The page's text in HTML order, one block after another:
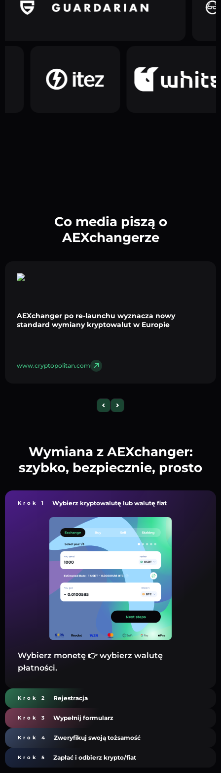
Co media piszą o
AEXchangerze
AEXchanger po re-launchu wyznacza nowy
standard wymiany kryptowalut w Europie
www.cryptopolitan.com
Wymiana z AEXchanger:
szybko, bezpiecznie, prosto
Krok 1 Wybierz kryptowalutę lub walutę fiat
Wybierz monetę 👉 wybierz walutę
płatności.
Krok 2 Rejestracja
Krok 3 Wypełnij formularz
Krok 4 Zweryfikuj swoją tożsamość
Krok 5 Zapłać i odbierz krypto/fiat